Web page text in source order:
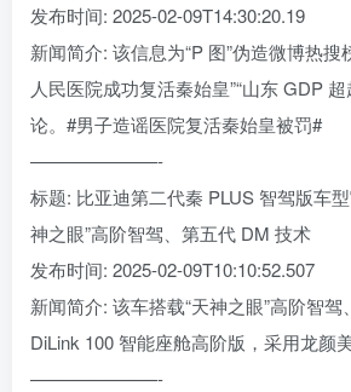
发布时间: 2025-02-09T14:30:20.19
新闻简介: 该信息为“P 图”伪造微博热搜
人民医院成功复活秦始皇”“山东 GDP
论。#男子造谣医院复活秦始皇被罚#
———————-
标题: 比亚迪第二代秦 PLUS 智驾版车
神之眼”高阶智驾、第五代 DM 技术
发布时间: 2025-02-09T10:10:52.507
新闻简介: 该车搭载“天神之眼”高阶智驾
DiLink 100 智能座舱高阶版，采用龙颜美
———————-